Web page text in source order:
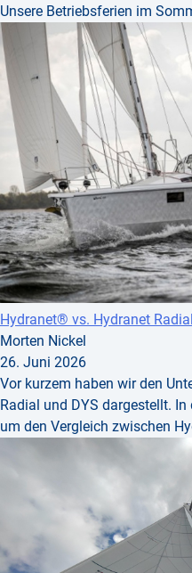
Unsere Betriebsferien im
Hydranet® vs. Hydranet
Morten Nickel
26. Juni 2026
Vor kurzem haben wir den
Radial und DYS dargestellt.
um den Vergleich zwischen